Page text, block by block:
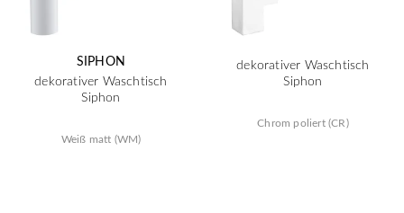
SIPHON
dekorativer Waschtisch
Siphon
Weiß matt (WM)
dekorativer Waschtisch
Siphon
Chrom poliert (CR)